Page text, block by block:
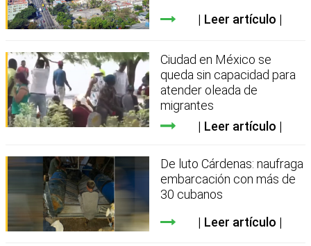
Leer artículo
Ciudad en México se
queda sin capacidad para
atender oleada de
migrantes
Leer artículo
De luto Cárdenas: naufraga
embarcación con más de
30 cubanos
Leer artículo